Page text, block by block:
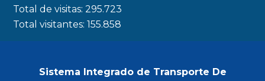
Total de visitas:295.723
Total visitantes:155.858
Sistema Integrado de Transporte De